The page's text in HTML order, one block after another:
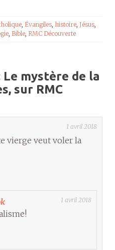
, Évangiles, histoire, Jésus,
, Bible, RMC Découverte
Le mystère de la
sur RMC
1 avril 2018
vierge veut voler la
1 avril 2018